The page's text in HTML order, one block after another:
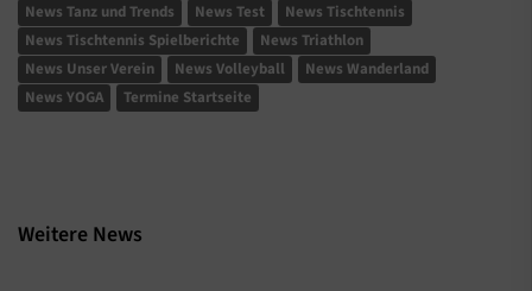
News Tanz und Trends
News Test
News Tischtennis
News Tischtennis Spielberichte
News Triathlon
News Unser Verein
News Volleyball
News Wanderland
News YOGA
Termine Startseite
Weitere News